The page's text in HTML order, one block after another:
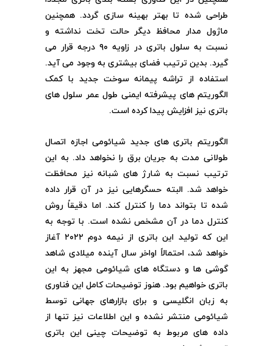
طراحی شده تا بهتر بهینه سازی گردد. همچنین
ماژول مدار محافظ دیگر حالت تخت نداشته و
نسبت به سلول باتری در زاویه ۹۰ درجه قرار می
گیرد. بدین ترتیب فضای بیشتری به وجود می آید.
استفاده از تراشه پیمانه سوخت جدید با کمک
الگوریتم های پیشرفته ایمنی طول عمر سلول های
باتری نیز افزایش پیدا کرده است.
الگوریتم باتری های جدید شیائومی اجازه اتصال
طولانی مدت به جریان برق را نخواهد داد. به این
ترتیب نسبت به شارژ های شبانه نیز محافظت
خواهد شد. البته حسگرهایی نیز در آن قرار داده
شده تا بتواند دما را کنترل کند. اما دقیقاً روش
کنترل دما در آن مشخص نشده است. با توجه به
این که تولید این باتری از نیمه دوم ۲۰۲۲ آغاز
خواهد شد، احتمالاً اواخر سال آینده میلادی شاهد
گوشی ها و دستگاه های شیائومی مجهز به این
باتری خواهیم بود. هنوز توضیحات کامل این فناوری
به زبان انگلیسی و برای بازارهای جهانی توسط
شیائومی منتشر نشده و این اطلاعات نیز تنها از
داده های مربوط به توضیحات چینی این باتری